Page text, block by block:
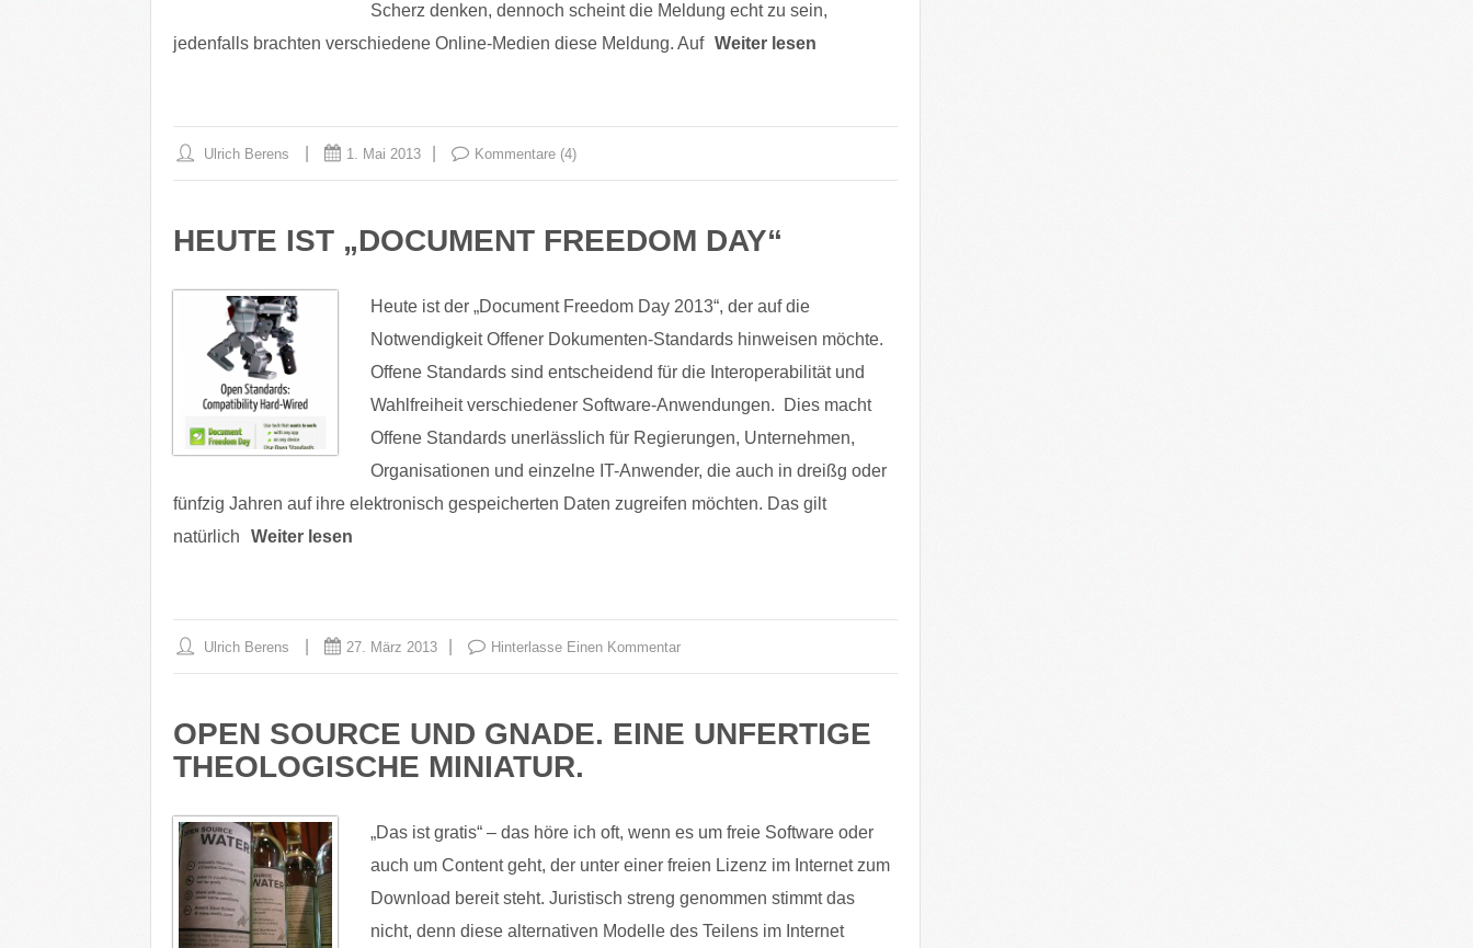
Scherz denken, dennoch scheint die Meldung echt zu sein,
jedenfalls brachten verschiedene Online-Medien diese Meldung. Auf Weiter lesen
Ulrich Berens 1. Mai 2013 Kommentare (4)
HEUTE IST „DOCUMENT FREEDOM DAY“
Heute ist der „Document Freedom Day 2013“, der auf die
Notwendigkeit Offener Dokumenten-Standards hinweisen möchte.
Offene Standards sind entscheidend für die Interoperabilität und
Wahlfreiheit verschiedener Software-Anwendungen. Dies macht
Offene Standards unerlässlich für Regierungen, Unternehmen,
Organisationen und einzelne IT-Anwender, die auch in dreißg oder
fünfzig Jahren auf ihre elektronisch gespeicherten Daten zugreifen möchten. Das gilt
natürlich
Weiter lesen
Ulrich Berens 27. März 2013 Hinterlasse Einen Kommentar
OPEN SOURCE UND GNADE. EINE UNFERTIGE
THEOLOGISCHE MINIATUR.
„Das ist gratis“ – das höre ich oft, wenn es um freie Software oder
auch um Content geht, der unter einer freien Lizenz im Internet zum
Download bereit steht. Juristisch streng genommen stimmt das
nicht, denn diese alternativen Modelle des Teilens im Internet